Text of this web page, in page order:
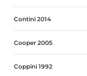
Contini 2014
Cooper 2005
Coppini 1992